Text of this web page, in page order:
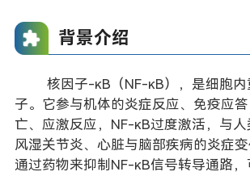
背景介绍
核因子-κB（NF-κB），是细胞内
子。它参与机体的炎症反应、免疫应
亡、应激反应，NF-κB过度激活，与
风湿关节炎、心脏与脑部疾病的炎症
通过药物来抑制NF-κB信号转导通路